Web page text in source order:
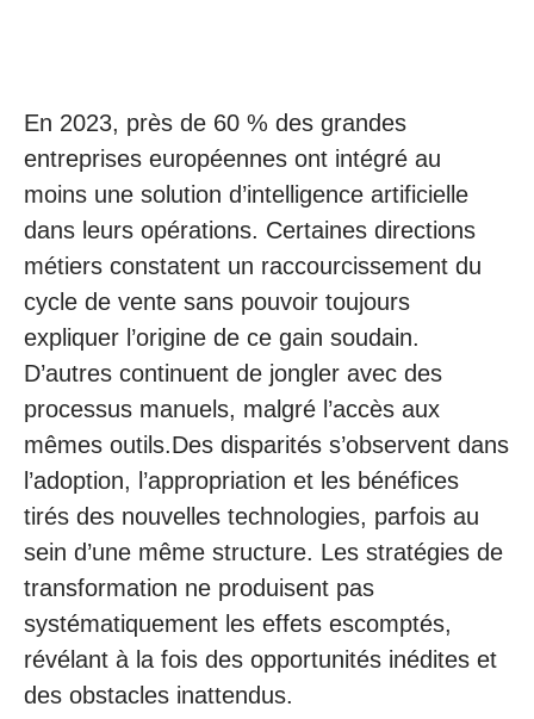
En 2023, près de 60 % des grandes
entreprises européennes ont intégré au
moins une solution d’intelligence artificielle
dans leurs opérations. Certaines directions
métiers constatent un raccourcissement du
cycle de vente sans pouvoir toujours
expliquer l’origine de ce gain soudain.
D’autres continuent de jongler avec des
processus manuels, malgré l’accès aux
mêmes outils.Des disparités s’observent dans
l’adoption, l’appropriation et les bénéfices
tirés des nouvelles technologies, parfois au
sein d’une même structure. Les stratégies de
transformation ne produisent pas
systématiquement les effets escomptés,
révélant à la fois des opportunités inédites et
des obstacles inattendus.